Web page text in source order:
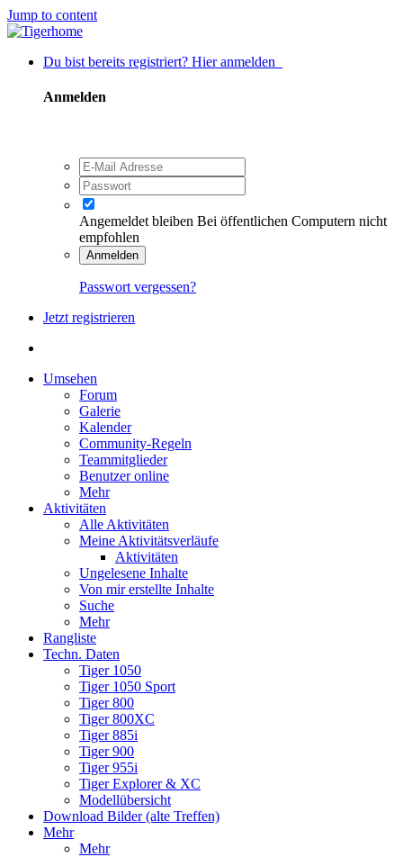
Jump to content
Du bist bereits registriert? Hier anmelden
Anmelden
Angemeldet bleiben Bei öffentlichen Computern nicht
empfohlen
Anmelden
Passwort vergessen?
Jetzt registrieren
Umsehen
Forum
Galerie
Kalender
Community-Regeln
Teammitglieder
Benutzer online
Mehr
Aktivitäten
Alle Aktivitäten
Meine Aktivitätsverläufe
Aktivitäten
Ungelesene Inhalte
Von mir erstellte Inhalte
Suche
Mehr
Rangliste
Techn. Daten
Tiger 1050
Tiger 1050 Sport
Tiger 800
Tiger 800XC
Tiger 885i
Tiger 900
Tiger 955i
Tiger Explorer & XC
Modellübersicht
Download Bilder (alte Treffen)
Mehr
Mehr